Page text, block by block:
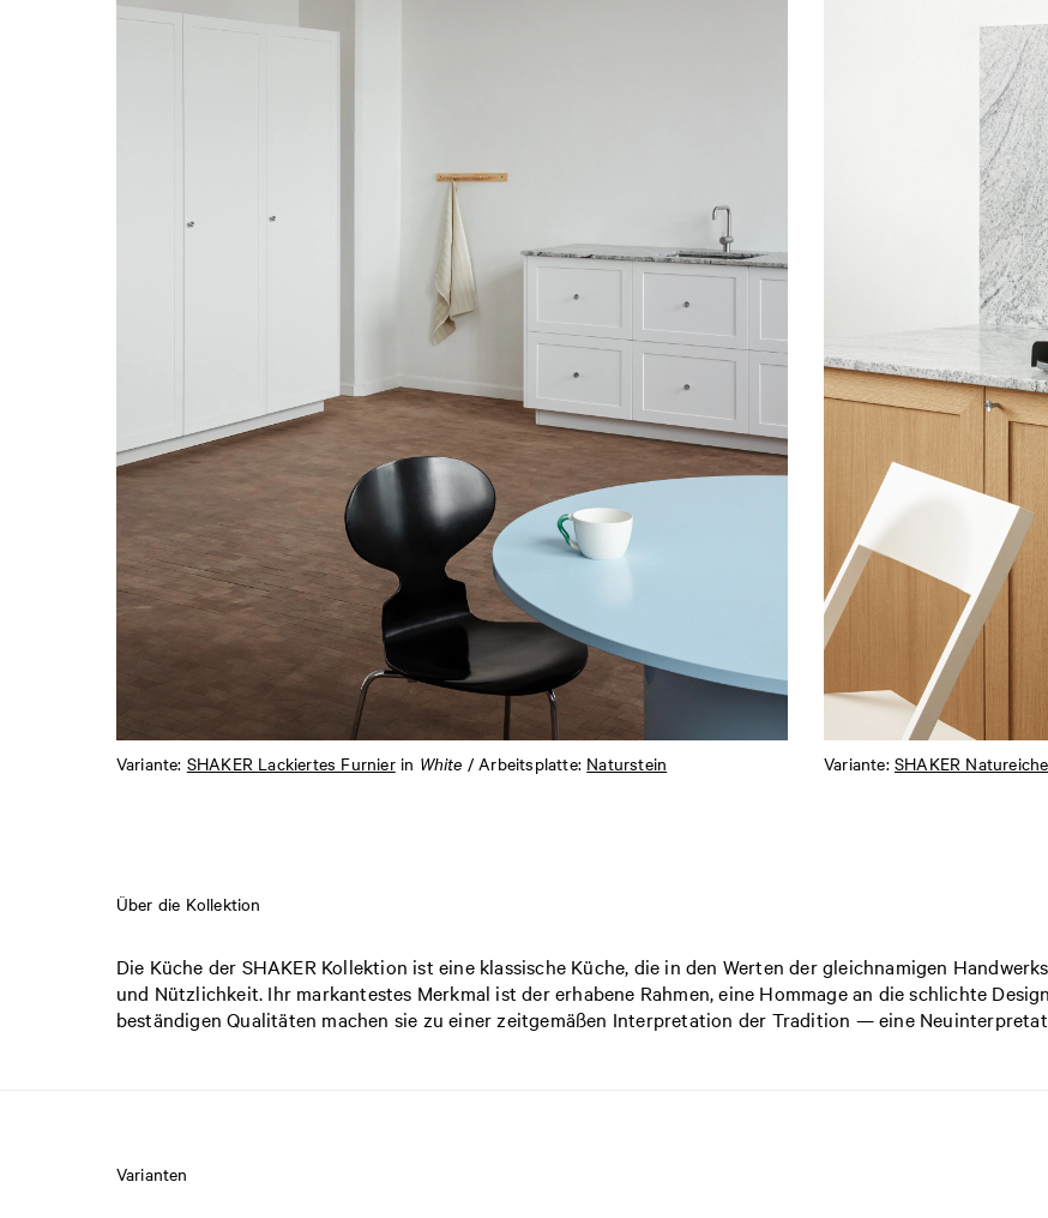
Variante: SHAKER Lackiertes Furnierin White / Arbeitsplatte: Naturstein Variante:SHAKER Natureiche
Über die Kollektion
Die Küche der SHAKER Kollektion ist eine klassische Küche, die in den Werten der gleichnamigen
und Nützlichkeit. Ihr markantestes Merkmal ist der erhabene Rahmen, eine Hommage an die schlichte
beständigen Qualitäten machen sie zu einer zeitgemäßen Interpretation der Tradition — eine
Varianten